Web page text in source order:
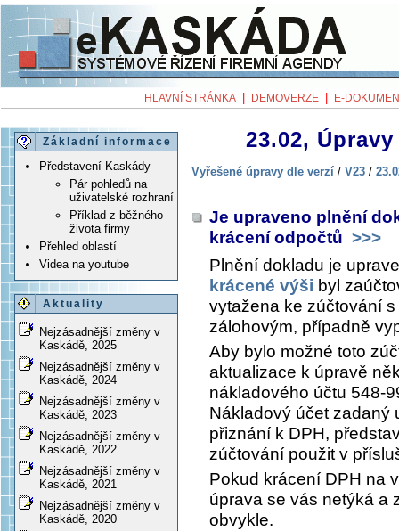
HLAVNÍ STRÁNKA DEMOVERZE E-
Základní informace
Představení Kaskády
Pár pohledů na
uživatelské rozhraní
Příklad z běžného
života firmy
Přehled oblastí
Videa na youtube
Aktuality
Nejzásadnější změny v
Kaskádě, 2025
Nejzásadnější změny v
Kaskádě, 2024
Nejzásadnější změny v
Kaskádě, 2023
Nejzásadnější změny v
Kaskádě, 2022
Nejzásadnější změny v
Kaskádě, 2021
Nejzásadnější změny v
Kaskádě, 2020
23.02,
Vyřešené úpravy dle verzí / V23 /
Je upraveno plnění
krácení odpočtů >>>
Plnění dokladu je
krácené výši byl
vytažena ke zúčtování
zálohovým, případně
Aby bylo možné toto
aktualizace k úpravě
nákladového účtu 548-
Nákladový účet zadaný
přiznání k DPH,
zúčtování použit v
Pokud krácení DPH na
úprava se vás netýká a
obvykle.